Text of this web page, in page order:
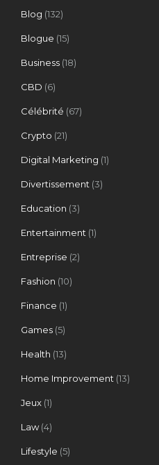
Blog (132)
Blogue (15)
Business (18)
CBD (6)
Célébrité (67)
Crypto (21)
Digital Marketing (1)
Divertissement (3)
Education (3)
Entertainment (1)
Entreprise (2)
Fashion (10)
Finance (1)
Games (5)
Health (13)
Home Improvement (13)
Jeux (1)
Law(4)
Lifestyle (5)